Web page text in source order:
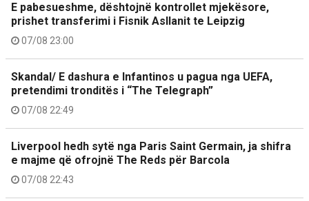
E pabesueshme, dështojnë kontrollet mjekësore,
prishet transferimi i Fisnik Asllanit te Leipzig
07/08 23:00
Skandal/ E dashura e Infantinos u pagua nga UEFA,
pretendimi tronditës i “The Telegraph”
07/08 22:49
Liverpool hedh sytë nga Paris Saint Germain, ja shifra
e majme që ofrojnë The Reds për Barcola
07/08 22:43